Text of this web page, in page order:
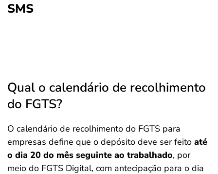
SMS
Qual o calendário de recolhimento
do FGTS?
O calendário de recolhimento do FGTS para
empresas define que o depósito deve ser feito até
o dia 20 do mês seguinte ao trabalhado, por
meio do FGTS Digital, com antecipação para o dia